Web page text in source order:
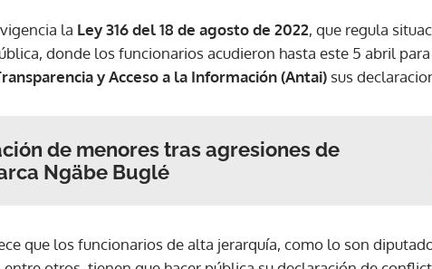
la Ley 316 del 18 de agosto de 2022, que regula
donde los funcionarios acudieron hasta este 5 abril
y Acceso a la Información (Antai) sus
de menores tras agresiones de
Ngäbe Buglé
que los funcionarios de alta jerarquía, como lo son